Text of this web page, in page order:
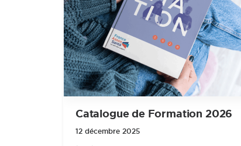
Catalogue de Formation 2026
12 décembre 2025